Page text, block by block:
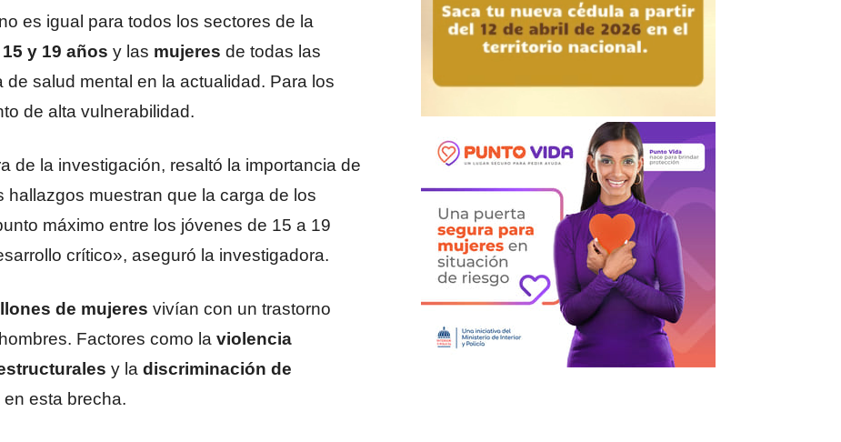
es igual para todos los sectores de la
y 19 años y las mujeres de todas las
salud mental en la actualidad. Para los
de alta vulnerabilidad.
de la investigación, resaltó la importancia de
hallazgos muestran que la carga de los
máximo entre los jóvenes de 15 a 19
crítico», aseguró la investigadora.
de mujeres vivían con un trastorno
Factores como la violencia
y la discriminación de
esta brecha.